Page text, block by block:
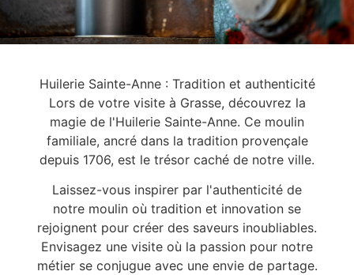
Huilerie Sainte-Anne : Tradition et authenticité
Lors de votre visite à Grasse, découvrez la
magie de l'Huilerie Sainte-Anne. Ce moulin
familiale, ancré dans la tradition provençale
depuis 1706, est le trésor caché de notre ville.
Laissez-vous inspirer par l'authenticité de
notre moulin où tradition et innovation se
rejoignent pour créer des saveurs inoubliables.
Envisagez une visite où la passion pour notre
métier se conjugue avec une envie de partage.